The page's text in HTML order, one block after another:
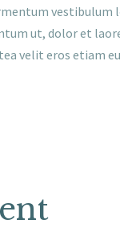
ut, dolor et
velit eros etiam